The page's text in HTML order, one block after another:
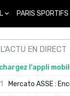
PARIS SPORTIFS
L'ACTU EN DIRECT
l'appli
Mercato ASSE :